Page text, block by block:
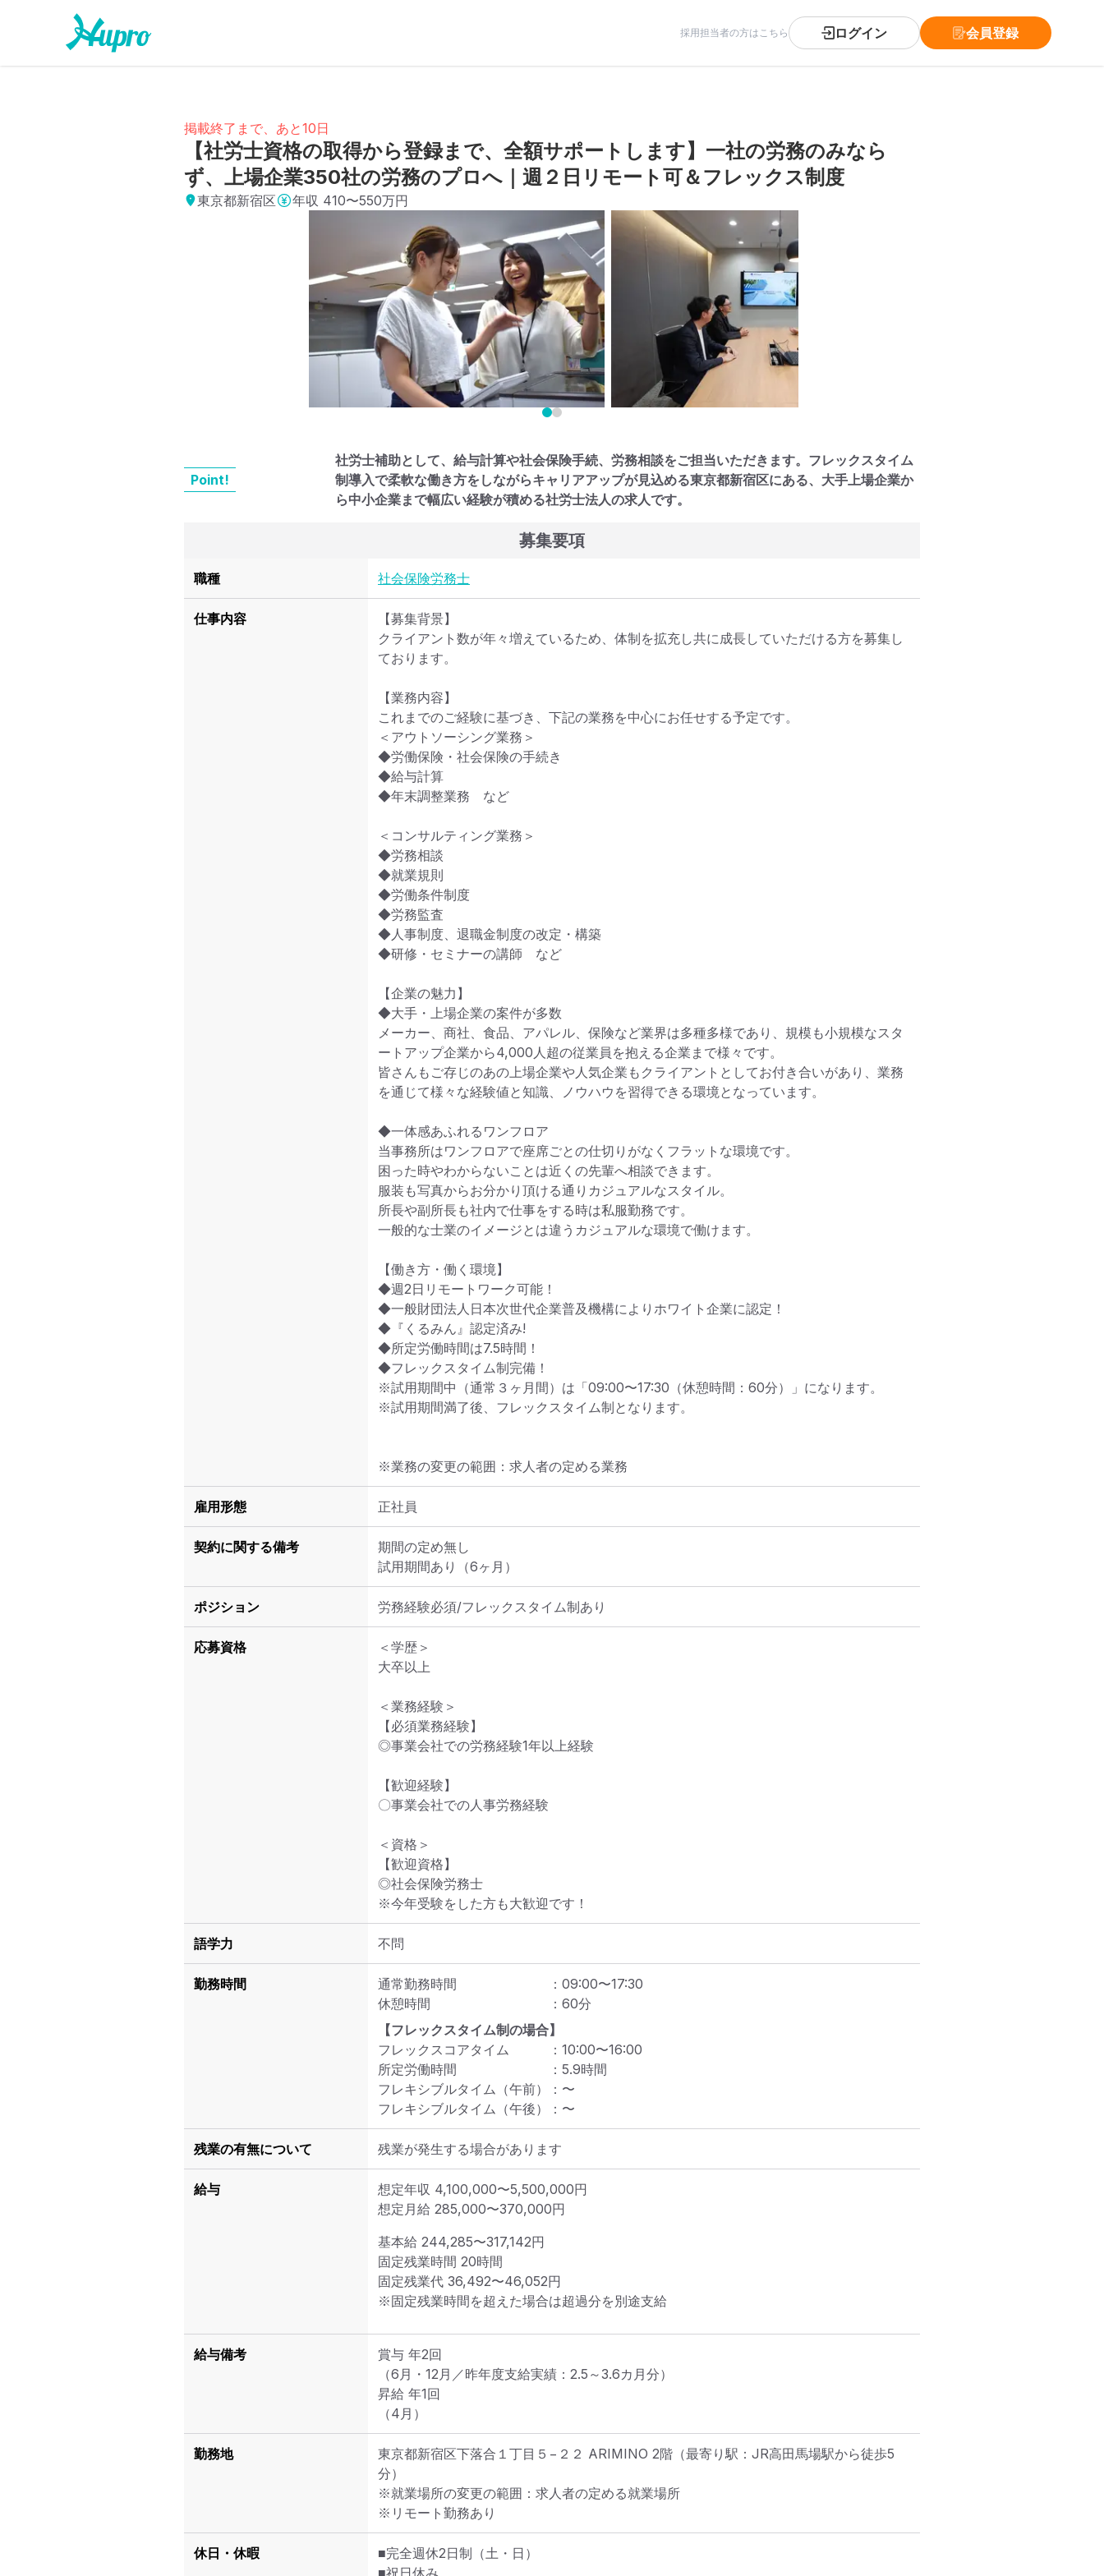
採用担当者の方はこちら ログイン 会員登録
掲載終了まで、あと10日
【社労士資格の取得から登録まで、全額サポートします】一社の労務のみなら
ず、上場企業350社の労務のプロへ｜週２日リモート可＆フレックス制度
東京都新宿区 年収 410〜550万円
Point!
社労士補助として、給与計算や社会保険手続、労務相談をご担当いただきます。フレックスタイム
制導入で柔軟な働き方をしながらキャリアアップが見込める東京都新宿区にある、大手上場企業か
ら中小企業まで幅広い経験が積める社労士法人の求人です。
募集要項
職種 社会保険労務士
仕事内容
【募集背景】
クライアント数が年々増えているため、体制を拡充し共に成長していただける方を募集し
ております。
【業務内容】
これまでのご経験に基づき、下記の業務を中心にお任せする予定です。
＜アウトソーシング業務＞
◆労働保険・社会保険の手続き
◆給与計算
◆年末調整業務　など
＜コンサルティング業務＞
◆労務相談
◆就業規則
◆労働条件制度
◆労務監査
◆人事制度、退職金制度の改定・構築
◆研修・セミナーの講師　など
【企業の魅力】
◆大手・上場企業の案件が多数
メーカー、商社、食品、アパレル、保険など業界は多種多様であり、規模も小規模なスタ
ートアップ企業から4,000人超の従業員を抱える企業まで様々です。
皆さんもご存じのあの上場企業や人気企業もクライアントとしてお付き合いがあり、業務
を通じて様々な経験値と知識、ノウハウを習得できる環境となっています。
◆一体感あふれるワンフロア
当事務所はワンフロアで座席ごとの仕切りがなくフラットな環境です。
困った時やわからないことは近くの先輩へ相談できます。
服装も写真からお分かり頂ける通りカジュアルなスタイル。
所長や副所長も社内で仕事をする時は私服勤務です。
一般的な士業のイメージとは違うカジュアルな環境で働けます。
【働き方・働く環境】
◆週2日リモートワーク可能！
◆一般財団法人日本次世代企業普及機構によりホワイト企業に認定！
◆『くるみん』認定済み!
◆所定労働時間は7.5時間！
◆フレックスタイム制完備！
※試用期間中（通常３ヶ月間）は「09:00〜17:30（休憩時間：60分）」になります。
※試用期間満了後、フレックスタイム制となります。
※業務の変更の範囲：求人者の定める業務
雇用形態 正社員
契約に関する備考
期間の定め無し
試用期間あり（6ヶ月）
ポジション 労務経験必須/フレックスタイム制あり
応募資格
＜学歴＞
大卒以上
＜業務経験＞
【必須業務経験】
◎事業会社での労務経験1年以上経験
【歓迎経験】
〇事業会社での人事労務経験
＜資格＞
【歓迎資格】
◎社会保険労務士
※今年受験をした方も大歓迎です！
語学力 不問
勤務時間 通常勤務時間 ： 09:00〜17:30
休憩時間
： 60分
【フレックスタイム制の場合】
フレックスコアタイム
： 10:00〜16:00
所定労働時間
： 5.9時間
フレキシブルタイム（午前）
： 〜
フレキシブルタイム（午後）
： 〜
残業の有無について 残業が発生する場合があります
給与 想定年収 4,100,000〜5,500,000円
想定月給 285,000〜370,000円
基本給 244,285〜317,142円
固定残業時間 20時間
固定残業代 36,492〜46,052円
※固定残業時間を超えた場合は超過分を別途支給
給与備考
賞与 年2回
（6月・12月／昨年度支給実績：2.5～3.6カ月分）
昇給 年1回
（4月）
勤務地 東京都新宿区下落合１丁目５−２２ ARIMINO 2階 （最寄り駅：JR高田馬場駅から徒歩5
分）
※就業場所の変更の範囲：求人者の定める就業場所
※リモート勤務あり
休日・休暇
■完全週休2日制（土・日）
■祝日休み